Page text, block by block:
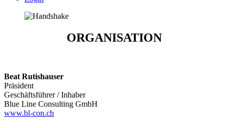
ORGANISATION
Beat Rutishauser
Präsident
Geschäftsführer / Inhaber
Blue Line Consulting GmbH
www.bl-con.ch